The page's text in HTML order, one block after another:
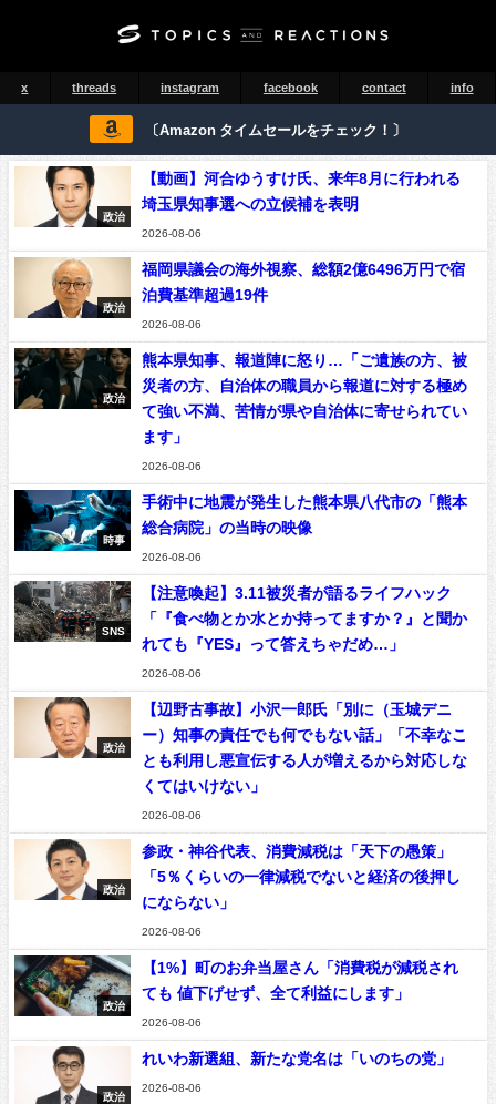
x threads instagram facebook contact info
〔Amazon タイムセールをチェック！〕
政治
【動画】河合ゆうすけ氏、来年8月に行われる
埼玉県知事選への立候補を表明
2026-08-06
政治
福岡県議会の海外視察、総額2億6496万円で宿
泊費基準超過19件
2026-08-06
政治
熊本県知事、報道陣に怒り…「ご遺族の方、被
災者の方、自治体の職員から報道に対する極め
て強い不満、苦情が県や自治体に寄せられてい
ます」
2026-08-06
時事
手術中に地震が発生した熊本県八代市の「熊本
総合病院」の当時の映像
2026-08-06
SNS
【注意喚起】3.11被災者が語るライフハック
「『食べ物とか水とか持ってますか？』と聞か
れても『YES』って答えちゃだめ…」
2026-08-06
政治
【辺野古事故】小沢一郎氏「別に（玉城デニ
ー）知事の責任でも何でもない話」「不幸なこ
とも利用し悪宣伝する人が増えるから対応しな
くてはいけない」
2026-08-06
政治
参政・神谷代表、消費減税は「天下の愚策」
「5％くらいの一律減税でないと経済の後押し
にならない」
2026-08-06
政治
【1%】町のお弁当屋さん「消費税が減税され
ても 値下げせず、全て利益にします」
2026-08-06
政治
れいわ新選組、新たな党名は「いのちの党」
2026-08-06